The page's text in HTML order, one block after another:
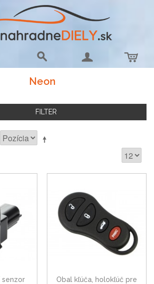
Neon
FILTER
senzor
Obal kľúča, holokľúč pre